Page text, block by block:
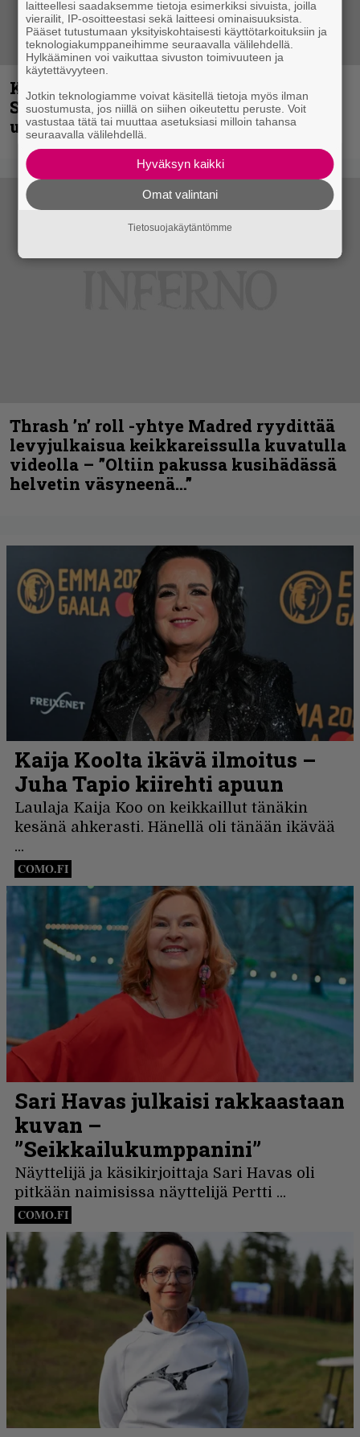
Kunnianosoitus hyiselle Pohjolalle –
Shining hyppäsi keskelle kinoksia
uudella videollaan
Thrash ’n’ roll -yhtye Madred ryydittää
levyjulkaisua keikkareissulla kuvatulla
videolla – ”Oltiin pakussa kusihädässä
helvetin väsyneenä…”
laitteellesi saadaksemme tietoja esimerkiksi sivuista, joilla
vierailit, IP-osoitteestasi sekä laitteesi ominaisuuksista.
Pääset tutustumaan yksityiskohtaisesti käyttötarkoituksiin ja
teknologiakumppaneihimme seuraavalla välilehdellä.
Hylkääminen voi vaikuttaa sivuston toimivuuteen ja
käytettävyyteen.
Jotkin teknologiamme voivat käsitellä tietoja myös ilman
suostumusta, jos niillä on siihen oikeutettu peruste. Voit
vastustaa tätä tai muuttaa asetuksiasi milloin tahansa
seuraavalla välilehdellä.
Hyväksyn kaikki
Omat valintani
Tietosuojakäytäntömme